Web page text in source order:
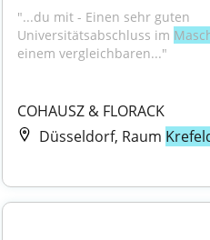
"...du mit - Einen sehr guten
Universitätsabschluss im
einem vergleichbaren..."
COHAUSZ & FLORACK
Düsseldorf, Raum